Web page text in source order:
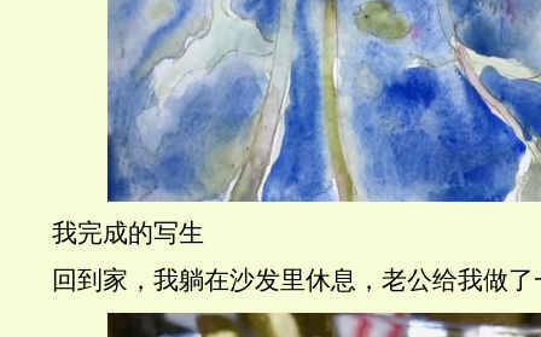
我完成的写生
回到家，我躺在沙发里休息，老公给我做